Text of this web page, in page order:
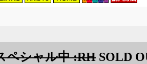
ペシャル中 :RH SOLD